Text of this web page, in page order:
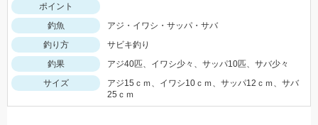
ポイント
釣魚
アジ・イワシ・サッパ・サバ
釣り方
サビキ釣り
釣果
アジ40匹、イワシ少々、サッパ10匹、サバ少々
サイズ
アジ15ｃｍ、イワシ10ｃｍ、サッパ12ｃｍ、サバ
25ｃｍ